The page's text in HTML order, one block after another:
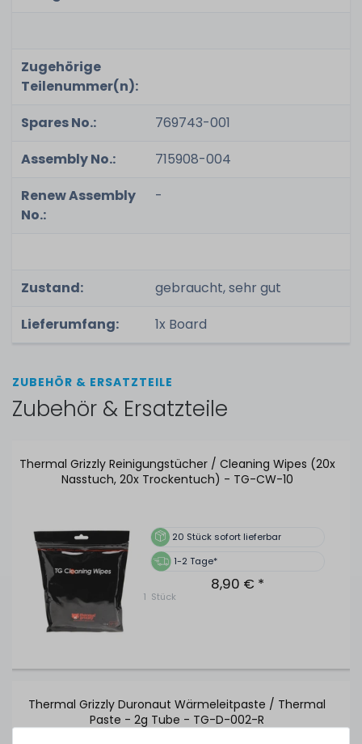
Zugehörige
Teilenummer(n):
Spares No.:
769743-001
Assembly No.:
715908-004
Renew Assembly
No.:
-
Zustand:
gebraucht, sehr gut
Lieferumfang:
1x Board
ZUBEHÖR & ERSATZTEILE
Zubehör & Ersatzteile
Thermal Grizzly Reinigungstücher / Cleaning Wipes (20x
Nasstuch, 20x Trockentuch) - TG-CW-10
20 Stück sofort lieferbar
1-2 Tage*
8,90 € *
1 Stück
Thermal Grizzly Duronaut Wärmeleitpaste / Thermal
Paste - 2g Tube - TG-D-002-R